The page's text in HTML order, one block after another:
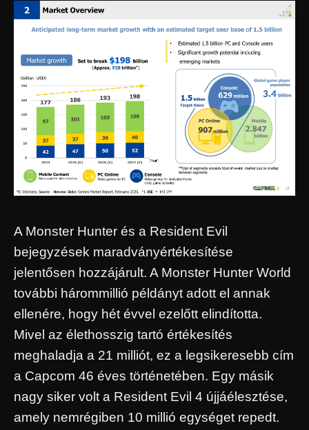
A Monster Hunter és a Resident Evil
bejegyzések maradványértékesítése
jelentősen hozzájárult. A Monster Hunter World
további hárommillió példányt adott el annak
ellenére, hogy hét évvel ezelőtt elindította.
Mivel az élethosszig tartó értékesítés
meghaladja a 21 milliót, ez a legsikeresebb cím
a Capcom 46 éves történetében. Egy másik
nagy siker volt a Resident Evil 4 újjáélesztése,
amely nemrégiben 10 millió egységet repedt.